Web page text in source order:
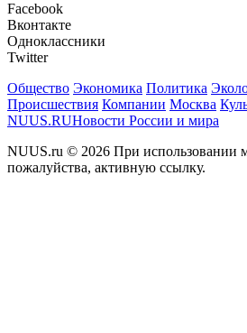
Facebook
Вконтакте
Одноклассники
Twitter
Общество Экономика Политика
Происшествия Компании Москва
NUUS.RUНовости России и мира
NUUS.ru © 2026 При использовании
пожалуйства, активную ссылку.